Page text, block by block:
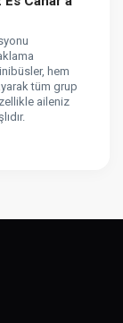
hem
tüm grup
aileniz